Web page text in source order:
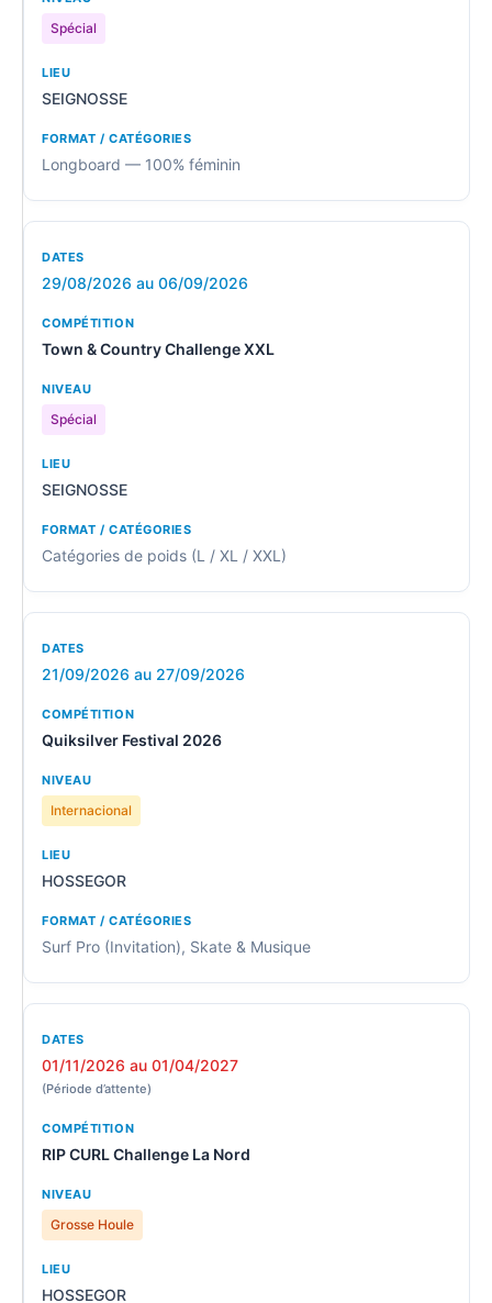
Spécial
SEIGNOSSE
Longboard — 100% féminin
29/08/2026 au 06/09/2026
Town & Country Challenge XXL
Spécial
SEIGNOSSE
Catégories de poids (L / XL / XXL)
21/09/2026 au 27/09/2026
Quiksilver Festival 2026
Internacional
HOSSEGOR
Surf Pro (Invitation), Skate & Musique
01/11/2026 au 01/04/2027
(Période d’attente)
RIP CURL Challenge La Nord
Grosse Houle
HOSSEGOR